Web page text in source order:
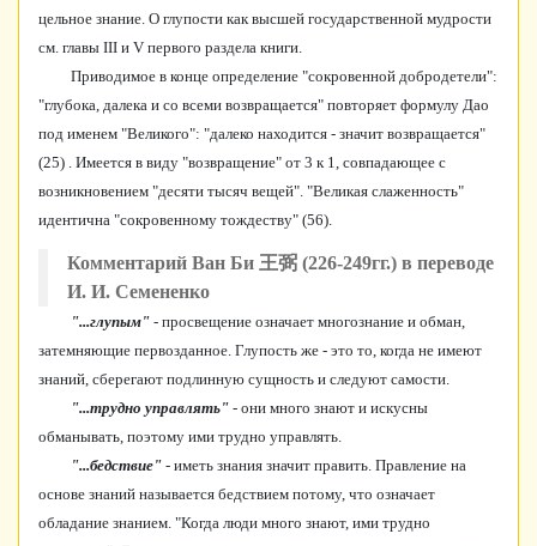
цельное знание. О глупости как высшей государственной мудрости
см. главы III и V первого раздела книги.
Приводимое в конце определение "сокровенной добродетели":
"глубока, далека и со всеми возвращается" повторяет формулу Дао
под именем "Великого": "далеко находится - значит возвращается"
(25) . Имеется в виду "возвращение" от 3 к 1, совпадающее с
возникновением "десяти тысяч вещей". "Великая слаженность"
идентична "сокровенному тождеству" (56).
Комментарий Ван Би 王弼 (226-249гг.) в переводе
И. И. Семененко
"...глупым"- просвещение означает многознание и обман,
затемняющие первозданное. Глупость же - это то, когда не имеют
знаний, сберегают подлинную сущность и следуют самости.
"...трудно управлять"- они много знают и искусны
обманывать, поэтому ими трудно управлять.
"...бедствие"- иметь знания значит править. Правление на
основе знаний называется бедствием потому, что означает
обладание знанием. "Когда люди много знают, ими трудно